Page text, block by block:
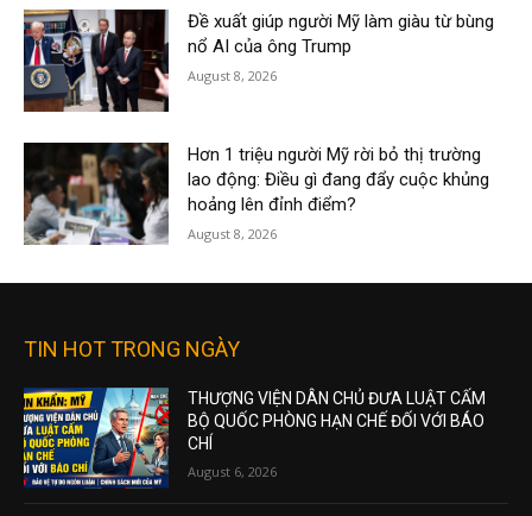
Đề xuất giúp người Mỹ làm giàu từ bùng
nổ AI của ông Trump
August 8, 2026
Hơn 1 triệu người Mỹ rời bỏ thị trường
lao động: Điều gì đang đẩy cuộc khủng
hoảng lên đỉnh điểm?
August 8, 2026
TIN HOT TRONG NGÀY
THƯỢNG VIỆN DÂN CHỦ ĐƯA LUẬT CẤM
BỘ QUỐC PHÒNG HẠN CHẾ ĐỐI VỚI BÁO
CHÍ
August 6, 2026